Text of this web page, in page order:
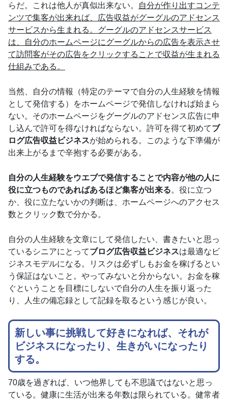
らだ。これは他人が真似出来ない。
自分が作り出すコンテ
ンツで集客が出来れば、広告収益がグーグルのアドセンス
サービスから生まれる。グーグルのアドセンスサービス
は、自分のホームページにグーグルからの広告を表示させ
て訪問客がその広告をクリックすることで収益が生まれる
仕組みである。
当然、自分の情報（特定のテーマで自分の人生経験を情報
として発信する）をホームページで発信しなければ始まら
ない。そのホームページをグーグルのアドセンス広告に申
し込んで許可を得なければならない。許可を得て初めてブ
ログ広告収益ビジネスが始められる。このような下準備が
出来上がるまで辛抱する必要がある。
自分の人生経験をウエブで発信することで内容が他の人に
役に立つものであればあるほど集客が出来る。役に立つ
か、役に立たないかの判断は、ホームページへのアクセス
数とクリック数で分かる。
自分の人生経験を文章にして発信したい、書きたいと思っ
ているシニアにとってブログ広告収益ビジネスは最適なビ
ジネスモデルになる。リスクは必ずしもお金を稼げるとい
う保証はないこと。やってみないと分からない。お金を稼
ぐということを目標にしないで自分の人生を振り返った
り、人生の備忘録として記録を取るという感じが良い。
新しい事に挑戦して好きになれば、それが
ビジネスになったり、生きがいになったり
する。
70歳を過ぎれば、いつ他界しても不思議ではないと思っ
ている。健康に生活が出来る年数は限られている。健常者